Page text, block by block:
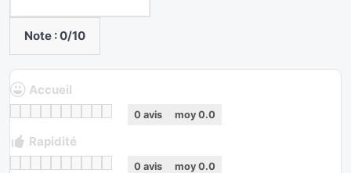
Note :0/10
Accueil
0 avis moy 0.0
Rapidité
0 avis moy 0.0